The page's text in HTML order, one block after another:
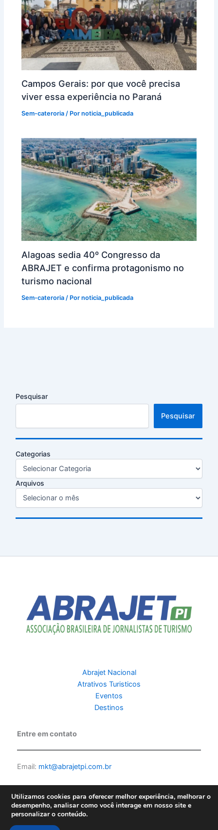
Campos Gerais: por que você precisa
viver essa experiência no Paraná
Sem-cateroria / Pornoticia_publicada
Alagoas sedia 40º Congresso da
ABRAJET e confirma protagonismo no
turismo nacional
Sem-cateroria / Pornoticia_publicada
Pesquisar
Pesquisar
Categorias
Arquivos
Abrajet Nacional
Atrativos Turisticos
Eventos
Destinos
Entre em contato
Email: mkt@abrajetpi.com.br
Copyright © 2026 Abrajet PI | Feito por PKScode |
Utilizamos cookies para oferecer melhor experiência, melhorar o
desempenho, analisar como você interage em nosso site e
personalizar o conteúdo.